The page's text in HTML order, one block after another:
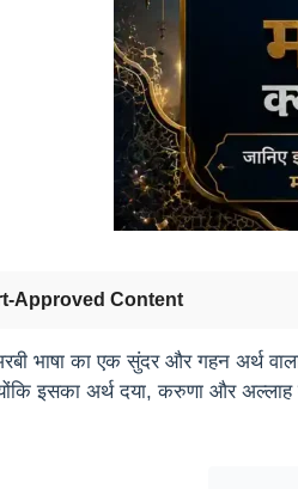
Approved Content
अरबी भाषा का एक सुंदर और गहन
इसका अर्थ दया, करुणा और अल्लाह